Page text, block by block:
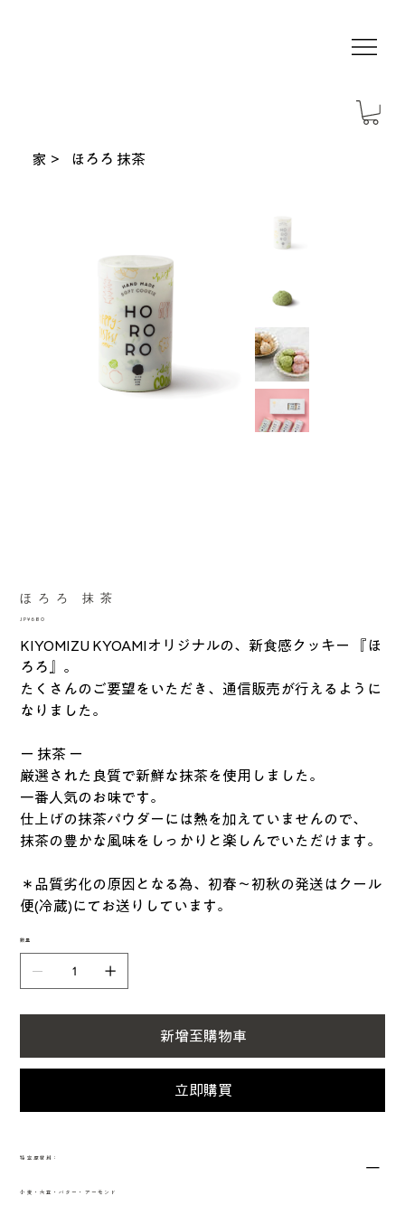
家 > ほろろ 抹茶
ほろろ 抹茶
價
JP¥680
KIYOMIZU KYOAMIオリジナルの、新食感クッキー 『ほ
ろろ』。
たくさんのご要望をいただき、通信販売が行えるように
なりました。
ー 抹茶 ー
厳選された良質で新鮮な抹茶を使用しました。
一番人気のお味です。
仕上げの抹茶パウダーには熱を加えていませんので、
抹茶の豊かな風味をしっかりと楽しんでいただけます。
＊品質劣化の原因となる為、初春〜初秋の発送はクール
便(冷蔵)にてお送りしています。
數量
新增至購物車
立即購買
特定原材料：
小麦・大豆・バター・アーモンド